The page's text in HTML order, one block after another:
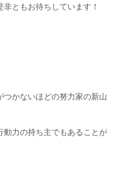
ともお待ちしています！
かないほどの努力家の新山
動力の持ち主でもあることが